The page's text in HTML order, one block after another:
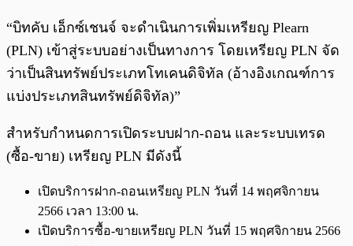
“บิทคับ เอ็กซ์เชนจ์ จะดำเนินการเพิ่มเหรียญ Plearn
(PLN) เข้าสู่ระบบอย่างเป็นทางการ โดยเหรียญ PLN จัด
ว่าเป็นสินทรัพย์ประเภทโทเคนดิจิทัล (อ้างอิงเกณฑ์การ
แบ่งประเภทสินทรัพย์ดิจิทัล)”
สำหรับกำหนดการเปิดระบบฝาก-ถอน และระบบเทรด
(ซื้อ-ขาย) เหรียญ PLN มีดังนี้
เปิดบริการฝาก-ถอนเหรียญ PLN วันที่ 14 พฤศจิกายน
2566 เวลา 13:00 น.
เปิดบริการซื้อ-ขายเหรียญ PLN วันที่ 15 พฤศจิกายน 2566